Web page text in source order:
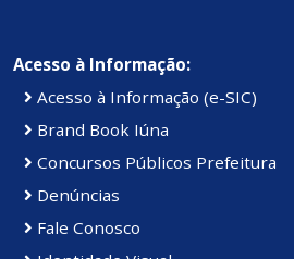
Acesso à Informação:
Acesso à Informação (e-SIC)
Brand Book Iúna
Concursos Públicos Prefeitura
Denúncias
Fale Conosco